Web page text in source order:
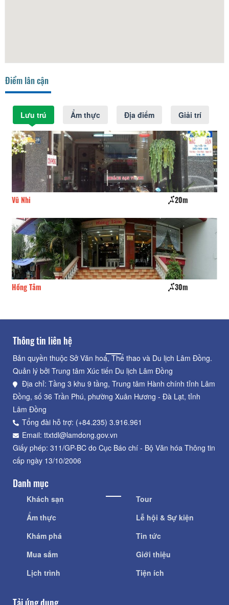
Điểm lân cận
Lưu trú Ẩm thực Địa điểm Giải trí
Vũ Nhi 20m
Hồng Tâm 30m
Thông tin liên hệ
Bản quyền thuộc Sở Văn hoá, Thể thao và Du lịch Lâm Đồng.
Quản lý bởi Trung tâm Xúc tiến Du lịch Lâm Đồng
Địa chỉ: Tầng 3 khu 9 tầng, Trung tâm Hành chính tỉnh Lâm
Đồng, số 36 Trần Phú, phường Xuân Hương - Đà Lạt, tỉnh
Lâm Đồng
Tổng đài hỗ trợ: (+84.235) 3.916.961
Email: ttxtdl@lamdong.gov.vn
Giấy phép: 311/GP-BC do Cục Báo chí - Bộ Văn hóa Thông tin
cấp ngày 13/10/2006
Danh mục
Khách sạn
Ẩm thực
Khám phá
Mua sắm
Lịch trình
Tour
Lễ hội & Sự kiện
Tin tức
Giới thiệu
Tiện ích